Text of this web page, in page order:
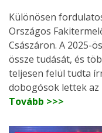
Különösen
Országos
Császáron. A 2025-
össze tudását, és
teljesen felül tudta
dobogósok lettek
Tovább >>>